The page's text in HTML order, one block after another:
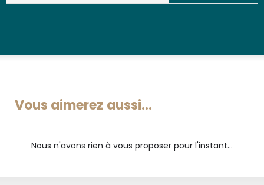
Vous aimerez aussi...
Nous n'avons rien à vous proposer pour l'instant...